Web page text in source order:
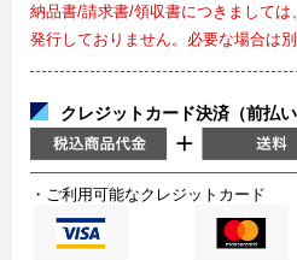
納品書/請求書/領収書につきまして
発行しておりません。必要な場合は別
クレジットカード決済（前払い
・ご利用可能なクレジットカード